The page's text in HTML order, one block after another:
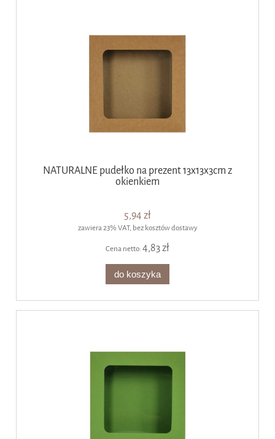
NATURALNE pudełko na prezent 13x13x3cm z
okienkiem
5,94 zł
zawiera 23% VAT, bez kosztów dostawy
Cena netto:4,83 zł
do koszyka